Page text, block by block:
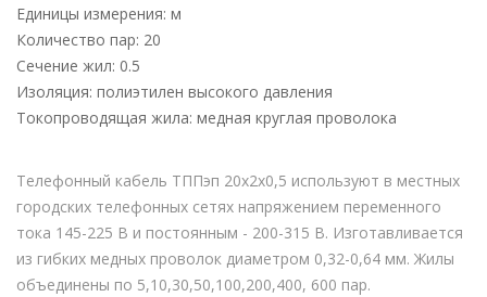
Единицы измерения: м
Количество пар: 20
Сечение жил: 0.5
Изоляция: полиэтилен высокого давления
Токопроводящая жила: медная круглая проволока
Телефонный кабель ТППэп 20х2х0,5 используют в местных
городских телефонных сетях напряжением переменного
тока 145-225 В и постоянным - 200-315 В. Изготавливается
из гибких медных проволок диаметром 0,32-0,64 мм. Жилы
объединены по 5,10,30,50,100,200,400, 600 пар.